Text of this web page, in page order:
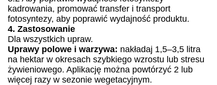
kadrowania, promować transfer i transport
fotosyntezy, aby poprawić wydajność produktu.
4. Zastosowanie
Dla wszystkich upraw.
Uprawy polowe i warzywa: nakładaj 1,5–3,5 litra
na hektar w okresach szybkiego wzrostu lub stresu
żywieniowego. Aplikację można powtórzyć 2 lub
więcej razy w sezonie wegetacyjnym.